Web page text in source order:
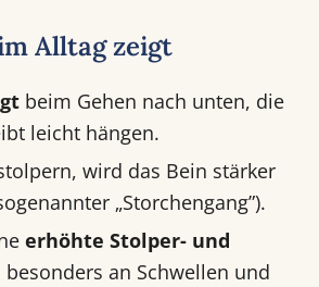
Alltag zeigt
beim Gehen nach unten, die
leicht hängen.
wird das Bein stärker
„Storchengang”).
erhöhte Stolper- und
besonders an Schwellen und